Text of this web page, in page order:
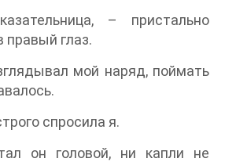
– пристально
правый глаз.
мой наряд, поймать
спросила я.
он головой, ни капли не